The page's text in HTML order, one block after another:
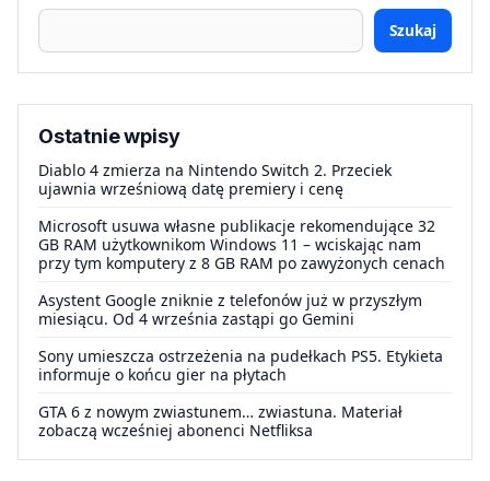
Szukaj
Ostatnie wpisy
Diablo 4 zmierza na Nintendo Switch 2. Przeciek
ujawnia wrześniową datę premiery i cenę
Microsoft usuwa własne publikacje rekomendujące 32
GB RAM użytkownikom Windows 11 – wciskając nam
przy tym komputery z 8 GB RAM po zawyżonych cenach
Asystent Google zniknie z telefonów już w przyszłym
miesiącu. Od 4 września zastąpi go Gemini
Sony umieszcza ostrzeżenia na pudełkach PS5. Etykieta
informuje o końcu gier na płytach
GTA 6 z nowym zwiastunem… zwiastuna. Materiał
zobaczą wcześniej abonenci Netfliksa